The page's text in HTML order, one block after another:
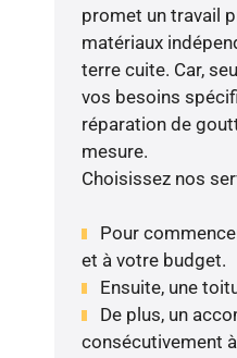
promet un travail
matériaux
terre cuite. Car,
vos besoins
réparation de
mesure.
Choisissez nos
Pour
et à votre budget.
Ensuite, une
De plus, un
consécutivement